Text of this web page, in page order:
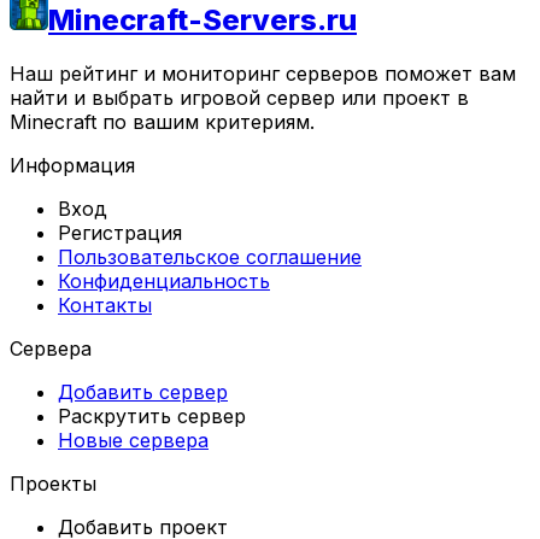
Minecraft-Servers.ru
Наш рейтинг и мониторинг серверов поможет вам
найти и выбрать игровой сервер или проект в
Minecraft по вашим критериям.
Информация
Вход
Регистрация
Пользовательское соглашение
Конфиденциальность
Контакты
Сервера
Добавить сервер
Раскрутить сервер
Новые сервера
Проекты
Добавить проект